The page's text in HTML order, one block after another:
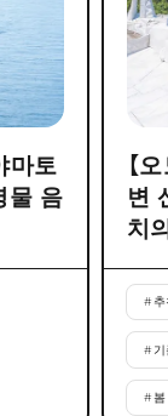
마토
물 음
【
변
치
#
#
#봄